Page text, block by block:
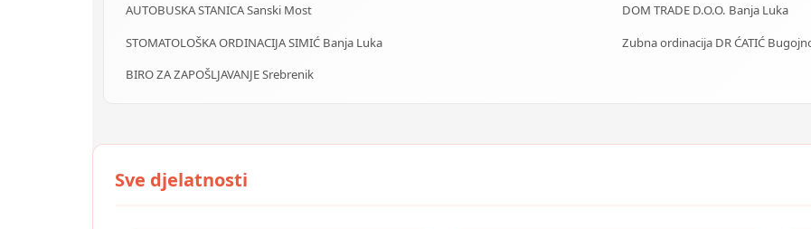
AUTOBUSKA STANICA Sanski Most
DOM TRADE D.O.O. Banja Luka
STOMATOLOŠKA ORDINACIJA SIMIĆ Banja Luka
Zubna ordinacija DR ĆATIĆ
BIRO ZA ZAPOŠLJAVANJE Srebrenik